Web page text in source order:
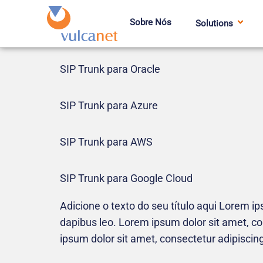
Sobre Nós Solutions
SIP Trunk para Oracle
SIP Trunk para Azure
SIP Trunk para AWS
SIP Trunk para Google Cloud
Adicione o texto do seu título aqui Lorem
dapibus leo. Lorem ipsum dolor sit amet,
ipsum dolor sit amet, consectetur